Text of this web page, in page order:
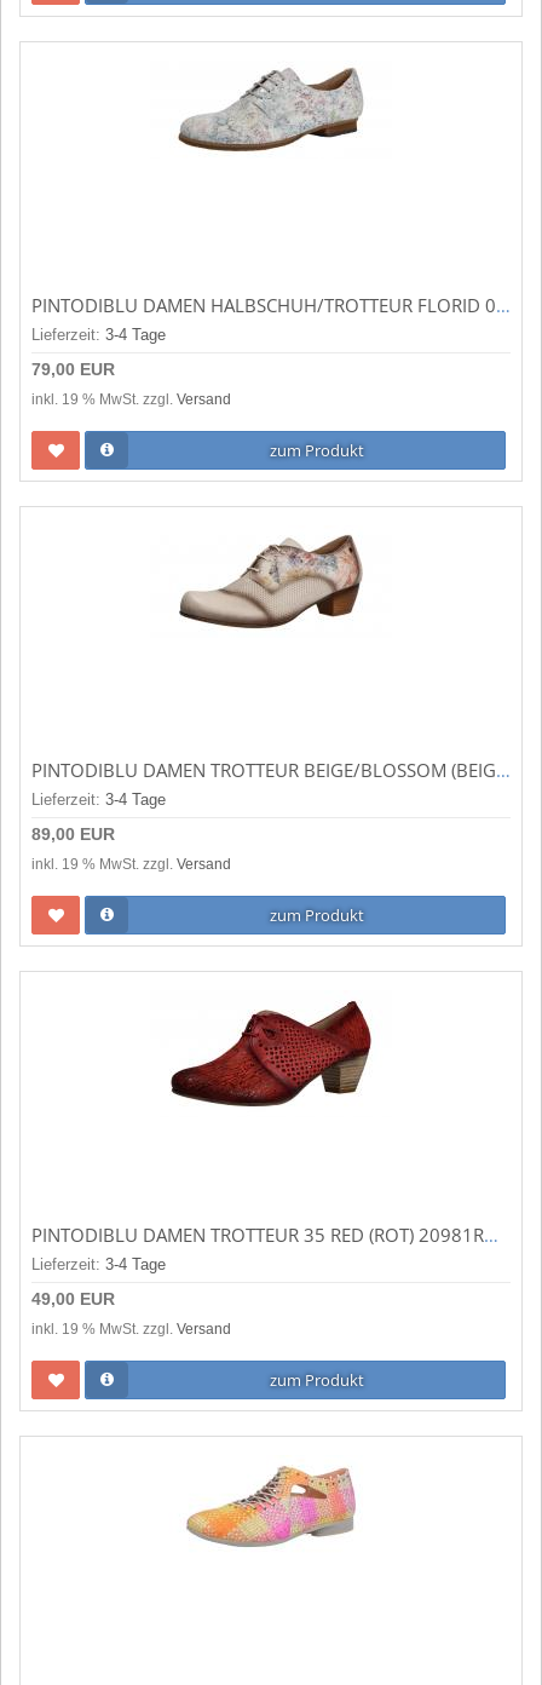
PINTODIBLU DAMEN HALBSCHUH/TROTTEUR FLORID 02 (MEHRFARBIG) 20298.34
Lieferzeit: 3-4 Tage
79,00 EUR
inkl. 19 % MwSt. zzgl. Versand
zum Produkt
PINTODIBLU DAMEN TROTTEUR BEIGE/BLOSSOM (BEIGE) 82361.258
Lieferzeit: 3-4 Tage
89,00 EUR
inkl. 19 % MwSt. zzgl. Versand
zum Produkt
PINTODIBLU DAMEN TROTTEUR 35 RED (ROT) 20981ROT
Lieferzeit: 3-4 Tage
49,00 EUR
inkl. 19 % MwSt. zzgl. Versand
zum Produkt